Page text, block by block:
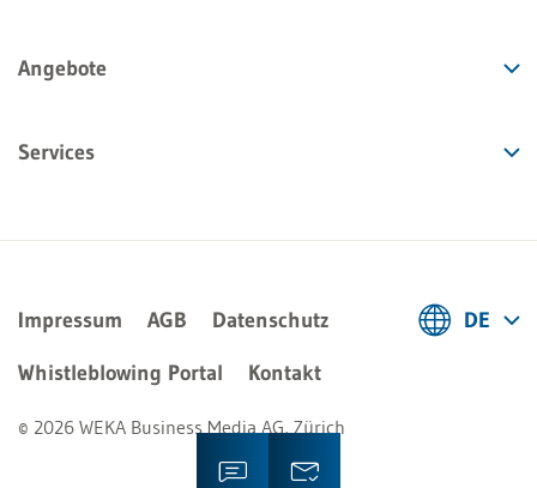
Angebote
Services
Impressum AGB
Datenschutz
Whistleblowing Portal
Kontakt
© 2026 WEKA Business Media AG, Zürich
DE